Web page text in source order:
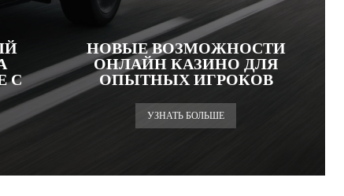
С
НОВЫЕ ВОЗМОЖНОСТИ
ОНЛАЙН КАЗИНО ДЛЯ
ОПЫТНЫХ ИГРОКОВ
УЗНАТЬ БОЛЬШЕ